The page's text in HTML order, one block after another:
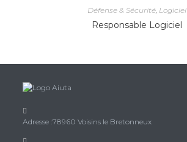
Défense & Sécurité, Logiciel
Responsable Logiciel
Adresse :78960 Voisins le Bretonneux